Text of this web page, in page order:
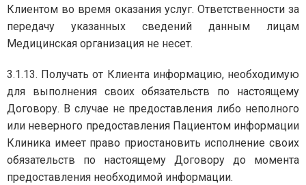
Клиентом во время оказания услуг. Ответственности за
передачу указанных сведений данным лицам
Медицинская организация не несет.
3.1.13. Получать от Клиента информацию, необходимую
для выполнения своих обязательств по настоящему
Договору. В случае не предоставления либо неполного
или неверного предоставления Пациентом информации
Клиника имеет право приостановить исполнение своих
обязательств по настоящему Договору до момента
предоставления необходимой информации.